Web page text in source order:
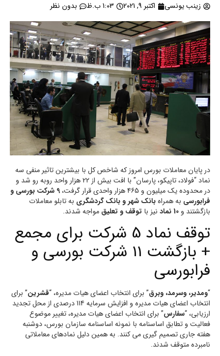
زینب یونسی اکتبر 9, 2021 1:03 ب.ظ بدون نظر
در پایان معاملات بورس امروز که شاخص کل با بیشترین تاثیر منفی سه
نماد “فولاد، تاپیکو، پارسان” با افت بیش از 22 هزار واحد روبه رو شد و
در محدوده یک میلیون و 465 هزار واحدی قرار گرفت،
9 شرکت بورسی و
فرابورسی به همراهبانک شهر و بانک گردشگری به تابلو معاملات
بازگشتند و 10 نماد نیز با توقف و تعلیق مواجه شدند.
توقف نماد 5 شرکت برای مجمع
+ بازگشت 11 شرکت بورسی و
فرابورسی
“ومدیر، وسرمد، وبرق” برای انتخاب اعضای هیات مدیره، “قشرین” برای
انتخاب اعضای هیات مدیره و افزایش سرمایه 114 درصدی از محل تجدید
ارزیابی، “سفارس” برای انتخاب اعضای هیات مدیره، تغییر موضوع
فعالیت و تطابق اساسنامه با نمونه اساسنامه سازمان بورس، دوشنبه
هفته جاری تصمیم گیری می کنند. به همین دلیل نمادهای معاملاتی
نامبرده متوقف شدند.